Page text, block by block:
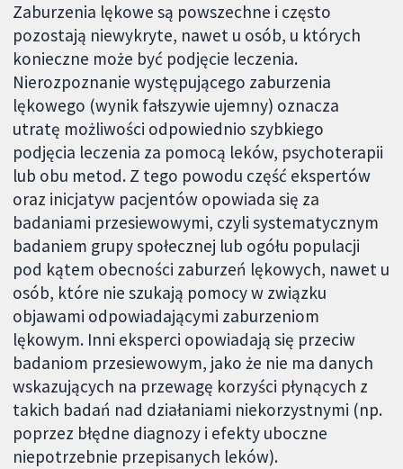
Zaburzenia lękowe są powszechne i często
pozostają niewykryte, nawet u osób, u których
konieczne może być podjęcie leczenia.
Nierozpoznanie występującego zaburzenia
lękowego (wynik fałszywie ujemny) oznacza
utratę możliwości odpowiednio szybkiego
podjęcia leczenia za pomocą leków, psychoterapii
lub obu metod. Z tego powodu część ekspertów
oraz inicjatyw pacjentów opowiada się za
badaniami przesiewowymi, czyli systematycznym
badaniem grupy społecznej lub ogółu populacji
pod kątem obecności zaburzeń lękowych, nawet u
osób, które nie szukają pomocy w związku
objawami odpowiadającymi zaburzeniom
lękowym. Inni eksperci opowiadają się przeciw
badaniom przesiewowym, jako że nie ma danych
wskazujących na przewagę korzyści płynących z
takich badań nad działaniami niekorzystnymi (np.
poprzez błędne diagnozy i efekty uboczne
niepotrzebnie przepisanych leków).